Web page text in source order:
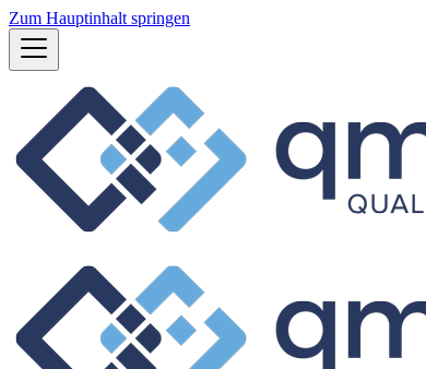
Zum Hauptinhalt springen